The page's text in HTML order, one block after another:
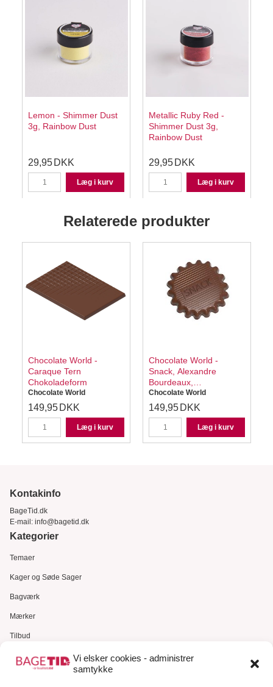
Vi elsker cookies - administrer
samtykke
Lemon - Shimmer Dust
3g, Rainbow Dust
29,95 DKK
Læg i kurv
Metallic Ruby Red -
Shimmer Dust 3g,
Rainbow Dust
29,95 DKK
Læg i kurv
Relaterede produkter
Chocolate World -
Caraque Tern
Chokoladeform
Chocolate World
149,95 DKK
Læg i kurv
Chocolate World -
Snack, Alexandre
Bourdeaux,
Chokoladeform
Chocolate World
149,95 DKK
Læg i kurv
Kontakinfo
BageTid.dk
E-mail: info@bagetid.dk
Kategorier
Temaer
Kager og Søde Sager
Bagværk
Mærker
Tilbud
Gavekort
Kundeservice